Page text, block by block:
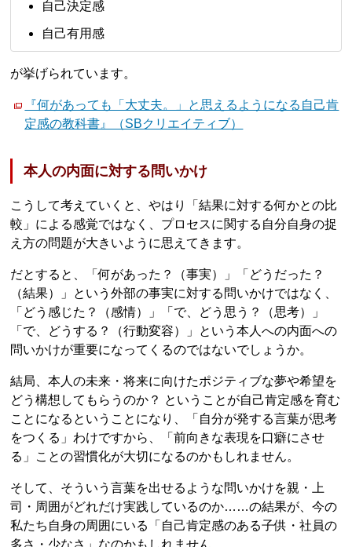
自己決定感
自己有用感
が挙げられています。
『何があっても「大丈夫。」と思えるようになる自己肯
定感の教科書』（SBクリエイティブ）
本人の内面に対する問いかけ
こうして考えていくと、やはり「結果に対する何かとの比
較」による感覚ではなく、プロセスに関する自分自身の捉
え方の問題が大きいように思えてきます。
だとすると、「何があった？（事実）」「どうだった？
（結果）」という外部の事実に対する問いかけではなく、
「どう感じた？（感情）」「で、どう思う？（思考）」
「で、どうする？（行動変容）」という本人への内面への
問いかけが重要になってくるのではないでしょうか。
結局、本人の未来・将来に向けたポジティブな夢や希望を
どう構想してもらうのか？ ということが自己肯定感を育む
ことになるということになり、「自分が発する言葉が思考
をつくる」わけですから、「前向きな表現を口癖にさせ
る」ことの習慣化が大切になるのかもしれません。
そして、そういう言葉を出せるような問いかけを親・上
司・周囲がどれだけ実践しているのか……の結果が、今の
私たち自身の周囲にいる「自己肯定感のある子供・社員の